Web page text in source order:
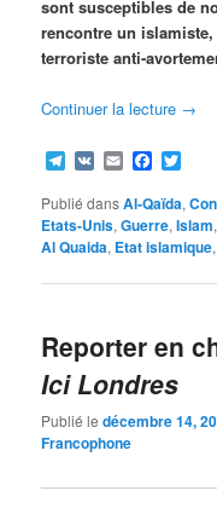
sont susceptibles de
rencontre un
terroriste anti-
Continuer la lecture →
Telegram
VK Email
Publié dansAl-Qaïda,
Etats-Unis,Guerre,Islam,
Al Quaida, Etat islamique
Reporter en
Ici Londres
Publié ledécembre 14,
Francophone